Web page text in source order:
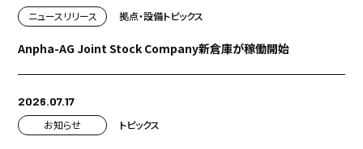
ニュースリリース
拠点・設備トピックス
Anpha-AG Joint Stock Company新倉庫が稼働開始
2026.07.17
お知らせ
トピックス